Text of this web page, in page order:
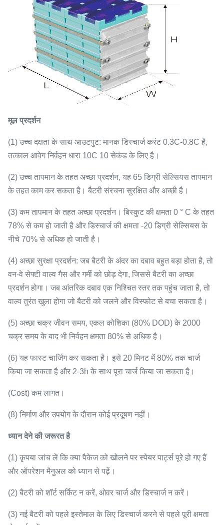
मूल प्रदर्शन
(1) उच्च दक्षता के साथ आउटपुट: मानक डिस्चार्ज करंट 0.3C-0.8C है,
तत्काल आवेग निर्वहन धारा 10C 10 सेकंड के लिए है।
(2) उच्च तापमान के तहत अच्छा प्रदर्शन, यह 65 डिग्री सेल्सियस तापमान
के तहत काम कर सकता है। बैटरी संरचना सुरक्षित और अच्छी है।
(3) कम तापमान के तहत अच्छा प्रदर्शन। बिस्कुट की क्षमता 0 ° C के तहत
78% से कम हो जाती है और डिस्चार्ज की क्षमता -20 डिग्री सेल्सियस के
नीचे 70% से अधिक हो जाती है।
(4) अच्छा सुरक्षा प्रदर्शन: जब बैटरी के अंदर का दबाव बहुत बड़ा होता है, तो
वन-वे सेफ्टी वाल्व गैस और गर्मी को छोड़ देगा, जिससे बैटरी का अच्छा
प्रदर्शन होगा। जब आंतरिक दबाव एक निश्चित स्तर तक पहुंच जाता है, तो
वाल्व तुरंत खुला होगा जो बैटरी को जलने और विस्फोट से बचा सकता है।
(5) अच्छा चक्र जीवन समय, एकल कोशिका (80% DOD) के 2000
चक्र समय के बाद भी निर्वहन क्षमता 80% से अधिक है।
(6) यह फास्ट चार्जिंग कर सकता है। इसे 20 मिनट में 80% तक चार्ज
किया जा सकता है और 2-3h के साथ पूरा चार्ज किया जा सकता है।
(Cost) कम लागत।
(8) निर्माण और उपयोग के दौरान कोई प्रदूषण नहीं।
ध्यान देने की जरूरत है
(1) कृपया जांच लें कि क्या पैकेज को खोलने पर स्पेयर पार्ट्स पूरे हो गए हैं
और ऑपरेशन मैनुअल को ध्यान से पढ़ें।
(2) बैटरी को शॉर्ट सर्किट न करें, ओवर चार्ज और डिस्चार्ज न करें।
(3) नई बैटरी को पहले इस्तेमाल के लिए डिस्चार्ज करने से पहले पूरी क्षमता